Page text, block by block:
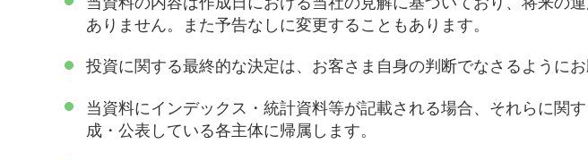
ありません。また予告なしに変更することもあります。
投資に関する最終的な決定は、お客さま自身の判断でなさるようにお
当資料にインデックス・統計資料等が記載される場合、それらに関
成・公表している各主体に帰属します。